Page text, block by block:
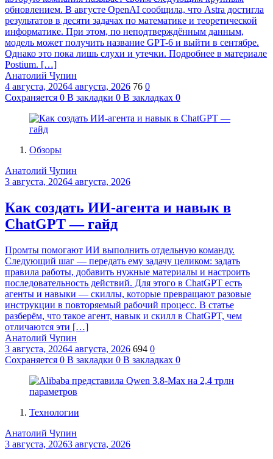
обновлением. В августе OpenAI сообщила, что Astra достигла
результатов в десяти задачах по математике и теоретической
информатике. При этом, по неподтверждённым данным,
модель может получить название GPT-6 и выйти в сентябре.
Однако это пока лишь слухи и утечки. Подробнее в материале
Postium. […]
Анатолий Чупин
4 августа, 20264 августа, 2026 76 0
Сохраняется 0 В закладки 0 В закладках 0
Обзоры
Анатолий Чупин
3 августа, 20264 августа, 2026
Как создать ИИ-агента и навык в
ChatGPT — гайд
Промты помогают ИИ выполнить отдельную команду.
Следующий шаг — передать ему задачу целиком: задать
правила работы, добавить нужные материалы и настроить
последовательность действий. Для этого в ChatGPT есть
агенты и навыки — скиллы, которые превращают разовые
инструкции в повторяемый рабочий процесс. В статье
разберём, что такое агент, навык и скилл в ChatGPT, чем
отличаются эти […]
Анатолий Чупин
3 августа, 20264 августа, 2026 694 0
Сохраняется 0 В закладки 0 В закладках 0
Технологии
Анатолий Чупин
3 августа, 20263 августа, 2026